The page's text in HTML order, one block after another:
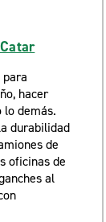
hacer
lo demás.
durabilidad
de
oficinas de
al